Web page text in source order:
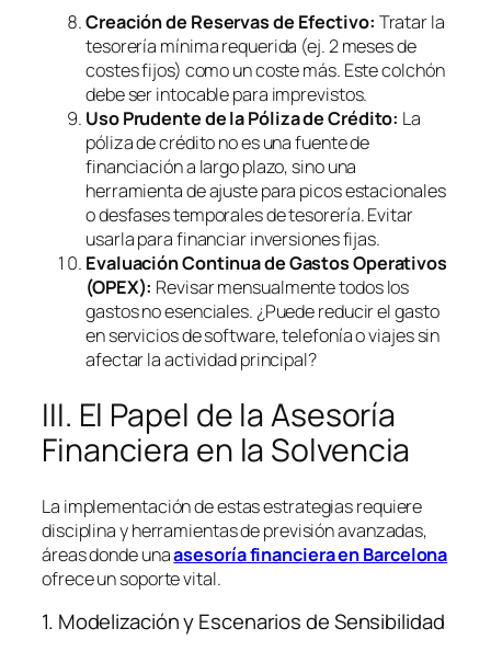
Creación de Reservas de Efectivo: Tratar la
tesorería mínima requerida (ej. 2 meses de
costes fijos) como un coste más. Este colchón
debe ser intocable para imprevistos.
Uso Prudente de la Póliza de Crédito: La
póliza de crédito no es una fuente de
financiación a largo plazo, sino una
herramienta de ajuste para picos estacionales
o desfases temporales de tesorería. Evitar
usarla para financiar inversiones fijas.
Evaluación Continua de Gastos Operativos
(OPEX): Revisar mensualmente todos los
gastos no esenciales. ¿Puede reducir el gasto
en servicios desoftware, telefonía o viajes sin
afectar la actividad principal?
III. El Papel de la Asesoría
Financiera en la Solvencia
La implementación de estas estrategias requiere
disciplina y herramientas de previsión avanzadas,
áreas donde unaasesoría financiera en Barcelona
ofrece un soporte vital.
1. Modelización y Escenarios de Sensibilidad